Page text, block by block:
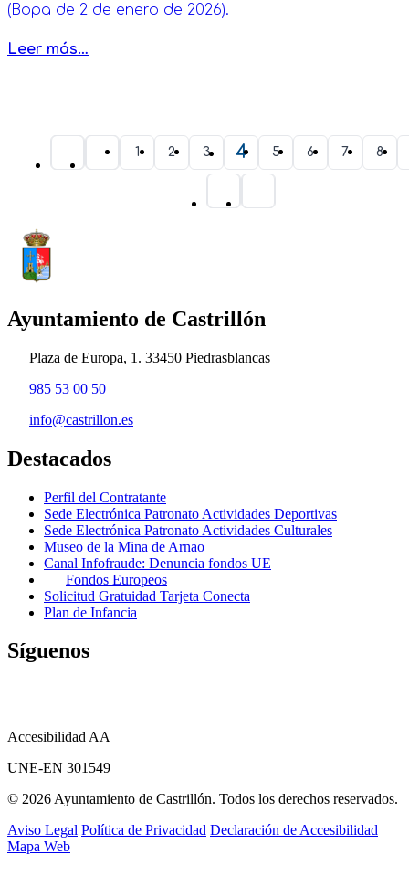
(Bopa de 2 de enero de 2026).
Leer más…
1 2 3 4 5 6 7 8
Ayuntamiento de Castrillón
Plaza de Europa, 1. 33450 Piedrasblancas
985 53 00 50
info@castrillon.es
Destacados
Perfil del Contratante
Sede Electrónica Patronato Actividades Deportivas
Sede Electrónica Patronato Actividades Culturales
Museo de la Mina de Arnao
Canal Infofraude: Denuncia fondos UE
Fondos Europeos
Solicitud Gratuidad Tarjeta Conecta
Plan de Infancia
Síguenos
Accesibilidad AA
UNE-EN 301549
© 2026 Ayuntamiento de Castrillón. Todos los derechos reservados.
Aviso Legal Política de Privacidad Declaración de Accesibilidad
Mapa Web